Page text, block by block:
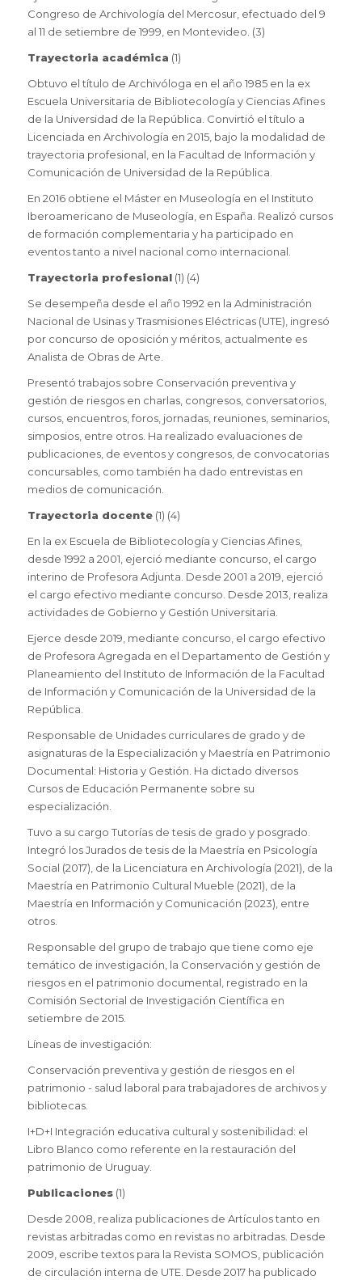
Congreso de Archivología del Mercosur, efectuado del 9
al 11 de setiembre de 1999, en Montevideo. (3)
Trayectoria académica (1)
Obtuvo el título de Archivóloga en el año 1985 en la ex
Escuela Universitaria de Bibliotecología y Ciencias Afines
de la Universidad de la República. Convirtió el título a
Licenciada en Archivología en 2015, bajo la modalidad de
trayectoria profesional, en la Facultad de Información y
Comunicación de Universidad de la República.
En 2016 obtiene el Máster en Museología en el Instituto
Iberoamericano de Museología, en España. Realizó cursos
de formación complementaria y ha participado en
eventos tanto a nivel nacional como internacional.
Trayectoria profesional (1) (4)
Se desempeña desde el año 1992 en la Administración
Nacional de Usinas y Trasmisiones Eléctricas (UTE), ingresó
por concurso de oposición y méritos, actualmente es
Analista de Obras de Arte.
Presentó trabajos sobre Conservación preventiva y
gestión de riesgos en charlas, congresos, conversatorios,
cursos, encuentros, foros, jornadas, reuniones, seminarios,
simposios, entre otros. Ha realizado evaluaciones de
publicaciones, de eventos y congresos, de convocatorias
concursables, como también ha dado entrevistas en
medios de comunicación.
Trayectoria docente (1) (4)
En la ex Escuela de Bibliotecología y Ciencias Afines,
desde 1992 a 2001, ejerció mediante concurso, el cargo
interino de Profesora Adjunta. Desde 2001 a 2019, ejerció
el cargo efectivo mediante concurso. Desde 2013, realiza
actividades de Gobierno y Gestión Universitaria.
Ejerce desde 2019, mediante concurso, el cargo efectivo
de Profesora Agregada en el Departamento de Gestión y
Planeamiento del Instituto de Información de la Facultad
de Información y Comunicación de la Universidad de la
República.
Responsable de Unidades curriculares de grado y de
asignaturas de la Especialización y Maestría en Patrimonio
Documental: Historia y Gestión. Ha dictado diversos
Cursos de Educación Permanente sobre su
especialización.
Tuvo a su cargo Tutorías de tesis de grado y posgrado.
Integró los Jurados de tesis de la Maestría en Psicología
Social (2017), de la Licenciatura en Archivología (2021), de la
Maestría en Patrimonio Cultural Mueble (2021), de la
Maestría en Información y Comunicación (2023), entre
otros.
Responsable del grupo de trabajo que tiene como eje
temático de investigación, la Conservación y gestión de
riesgos en el patrimonio documental, registrado en la
Comisión Sectorial de Investigación Científica en
setiembre de 2015.
Líneas de investigación:
Conservación preventiva y gestión de riesgos en el
patrimonio - salud laboral para trabajadores de archivos y
bibliotecas.
I+D+I Integración educativa cultural y sostenibilidad: el
Libro Blanco como referente en la restauración del
patrimonio de Uruguay.
Publicaciones (1)
Desde 2008, realiza publicaciones de Artículos tanto en
revistas arbitradas como en revistas no arbitradas. Desde
2009, escribe textos para la Revista SOMOS, publicación
de circulación interna de UTE. Desde 2017 ha publicado